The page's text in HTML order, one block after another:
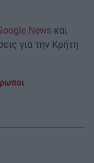
News και
για την Κρήτη